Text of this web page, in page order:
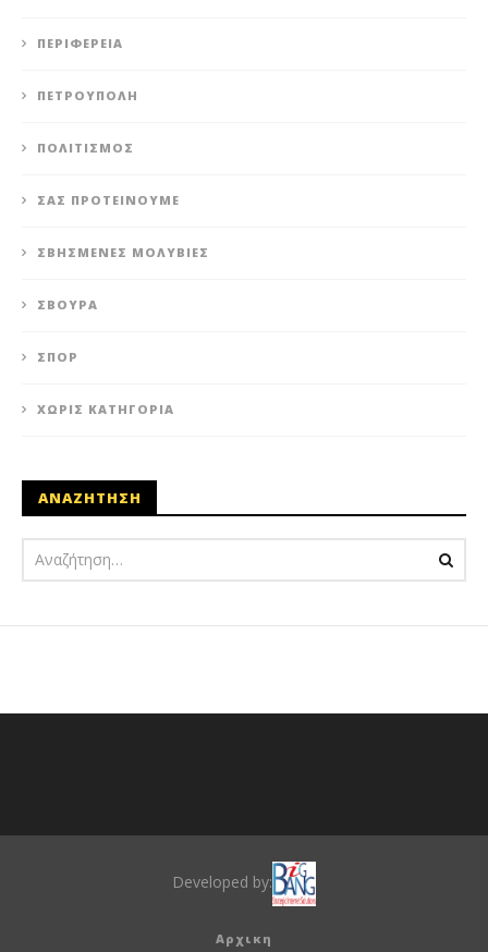
ΠΕΡΙΦΈΡΕΙΑ
ΠΕΤΡΟΎΠΟΛΗ
ΠΟΛΙΤΙΣΜΌΣ
ΣΑΣ ΠΡΟΤΕΊΝΟΥΜΕ
ΣΒΗΣΜΈΝΕΣ ΜΟΛΥΒΙΈΣ
ΣΒΟΎΡΑ
ΣΠΟΡ
ΧΩΡΊΣ ΚΑΤΗΓΟΡΊΑ
ΑΝΑΖΗΤΗΣΗ
Developed by:
Αρχικη